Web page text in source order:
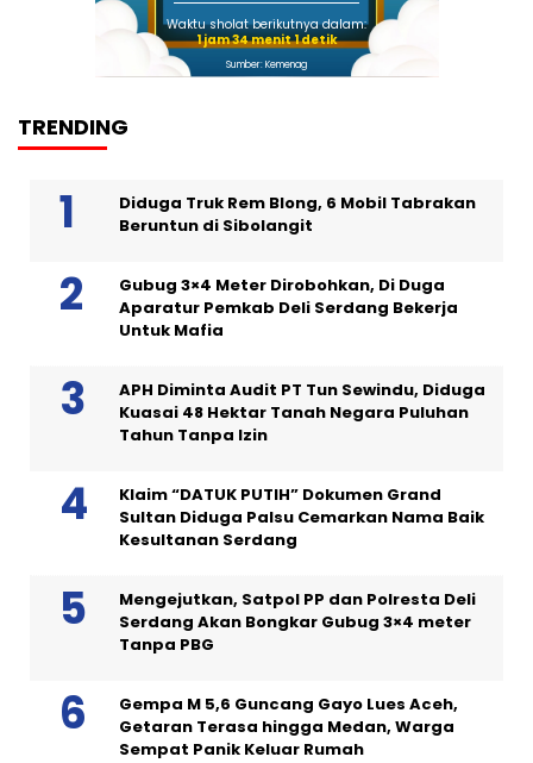
Waktu sholat berikutnya dalam:
1 jam 34 menit 0 detik
Sumber: Kemenag
TRENDING
Diduga Truk Rem Blong, 6 Mobil Tabrakan
Beruntun di Sibolangit
Gubug 3×4 Meter Dirobohkan, Di Duga
Aparatur Pemkab Deli Serdang Bekerja
Untuk Mafia
APH Diminta Audit PT Tun Sewindu, Diduga
Kuasai 48 Hektar Tanah Negara Puluhan
Tahun Tanpa Izin
Klaim “DATUK PUTIH” Dokumen Grand
Sultan Diduga Palsu Cemarkan Nama Baik
Kesultanan Serdang
Mengejutkan, Satpol PP dan Polresta Deli
Serdang Akan Bongkar Gubug 3×4 meter
Tanpa PBG
Gempa M 5,6 Guncang Gayo Lues Aceh,
Getaran Terasa hingga Medan, Warga
Sempat Panik Keluar Rumah